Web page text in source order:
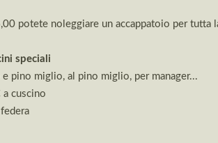
potete noleggiare un accappatoio per tutta
speciali
pino miglio, al pino miglio, per manager...
cuscino